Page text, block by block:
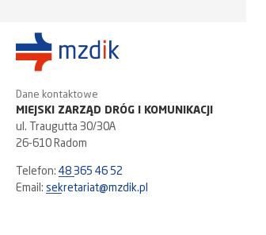
Dane kontaktowe
MIEJSKI ZARZĄD DRÓG I KOMUNIKACJI
ul. Traugutta 30/30A
26-610 Radom
Telefon: 48 365 46 52
Email: sekretariat@mzdik.pl